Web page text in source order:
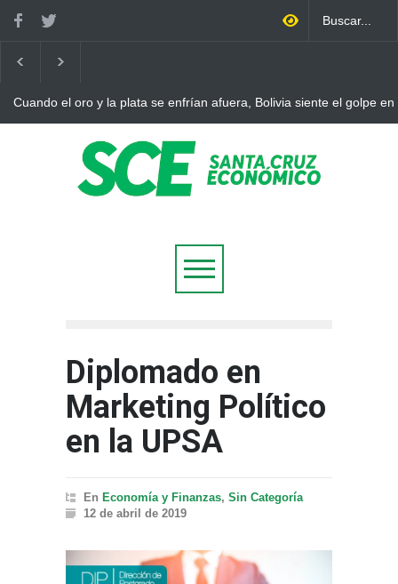
Cuando el oro y la plata se enfrían afuera, Bolivia siente el golpe en
Diplomado en
Marketing Político
en la UPSA
En Economía y Finanzas, Sin Categoría
12 de abril de 2019